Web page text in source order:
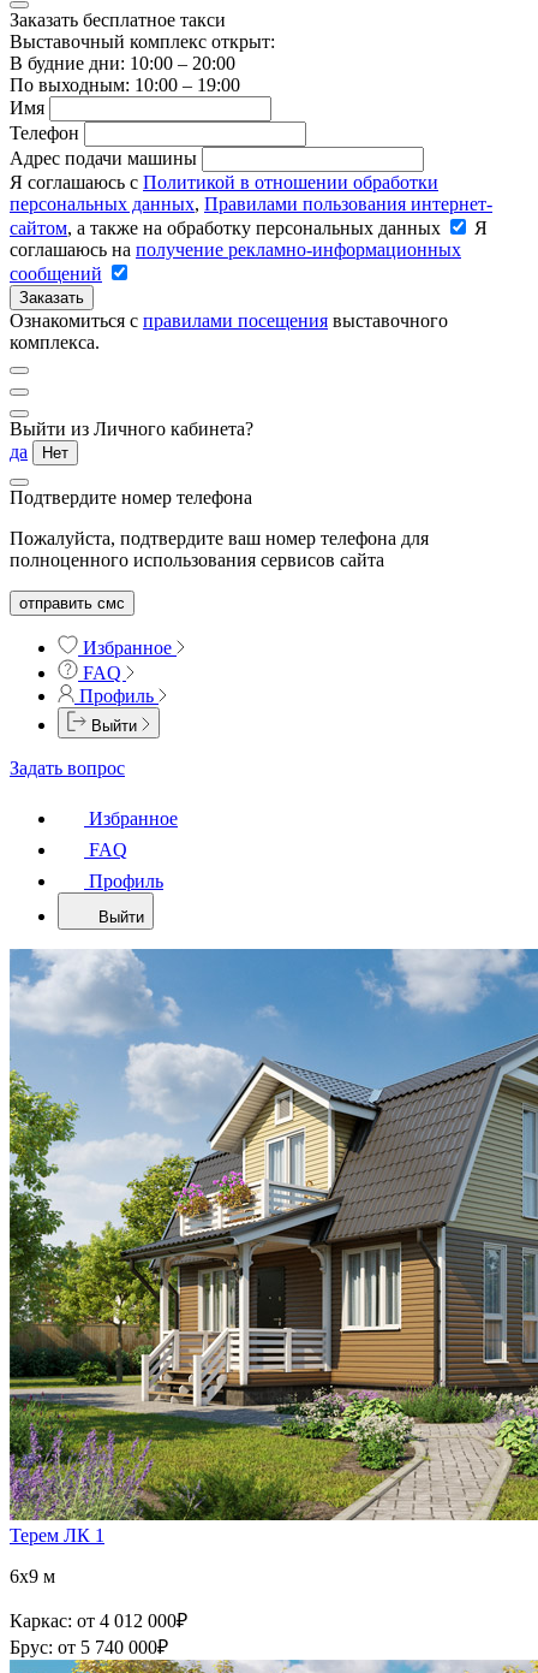
Заказать бесплатное такси
Выставочный комплекс открыт:
В будние дни: 10:00 – 20:00
По выходным: 10:00 – 19:00
Имя
Телефон
Адрес подачи машины
Я соглашаюсь с Политикой в отношении обработки
персональных данных, Правилами пользования интернет-
сайтом, а также на обработку персональных данных
Я
соглашаюсь на получение рекламно-информационных
сообщений
Заказать
Ознакомиться с правилами посещения выставочного
комплекса.
Выйти из Личного кабинета?
да
Нет
Подтвердите номер телефона
Пожалуйста, подтвердите ваш номер телефона для
полноценного использования сервисов сайта
отправить смс
Избранное
FAQ
Профиль
Выйти
Задать вопрос
Избранное
FAQ
Профиль
Выйти
Терем ЛК 1
6x9 м
Каркас: от 4 012 000₽
Брус: от 5 740 000₽